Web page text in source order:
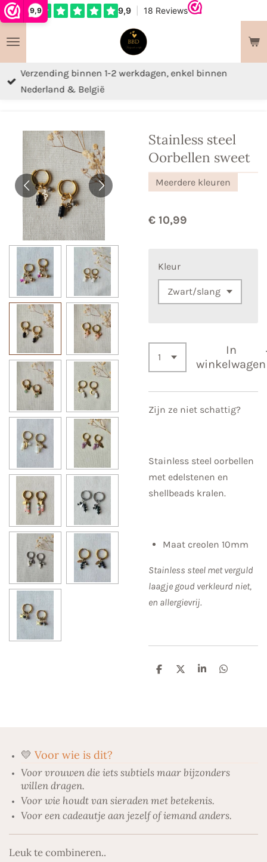
9,9
Ga
naar
de
hoofdinhoud
Verzending binnen 1-2 werkdagen, enkel binnen
Nederland & België
Stainless steel
Oorbellen sweet
Meerdere kleuren
€ 10,99
Kleur
In
winkelwagen
Zijn ze niet schattig?
Stainless steel oorbellen
met edelstenen en
shellbeads kralen.
Maat creolen 10mm
Stainless steel met verguld
laagje goud verkleurd niet,
en allergievrij.
D
D
S
D
💛 Voor wie is dit?
Voor vrouwen die iets subtiels maar bijzonders
willen dragen.
Voor wie houdt van sieraden met betekenis.
Voor een cadeautje aan jezelf of iemand anders.
Leuk te combineren..